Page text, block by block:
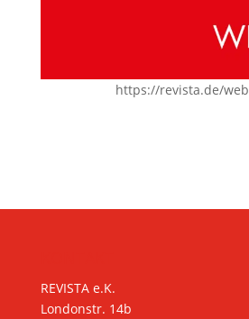
https://revista.de/
REVISTA e.K.
Londonstr. 14b